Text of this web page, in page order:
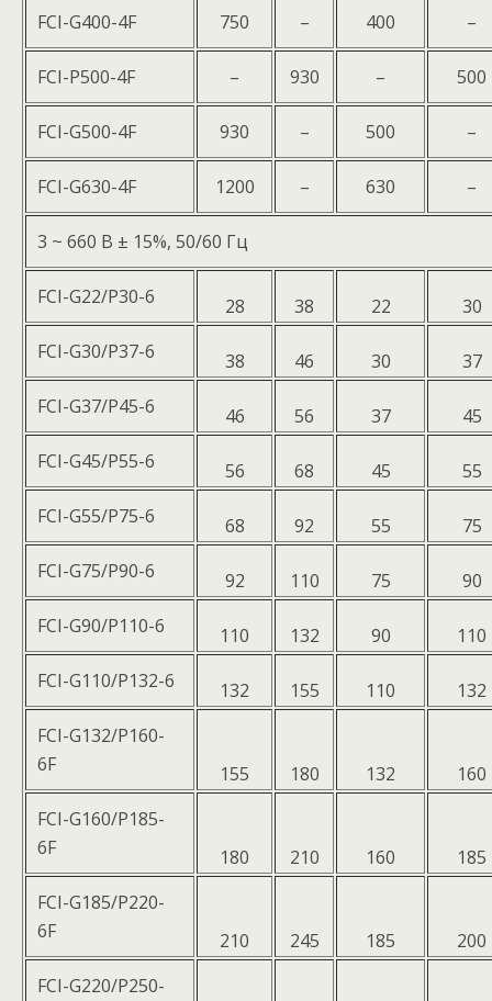
FCI-G400-4F 750 – 400 –
FCI-P500-4F – 930 – 500
FCI-G500-4F 930 – 500 –
FCI-G630-4F 1200 – 630 –
3 ~ 660 В ± 15%, 50/60 Гц
FCI-G22/P30-6 28 38 22
30
FCI-G30/P37-6
38 46 30
37
FCI-G37/P45-6
46 56 37
45
FCI-G45/P55-6
56 68 45
55
FCI-G55/P75-6
68 92 55
75
FCI-G75/P90-6
92 110 75
90
FCI-G90/P110-6
110 132 90
110
FCI-G110/P132-6
132 155 110
132
FCI-G132/P160-
6F
155 180 132
160
FCI-G160/P185-
6F
180 210 160
185
FCI-G185/P220-
6F
210 245 185
200
FCI-G220/P250-